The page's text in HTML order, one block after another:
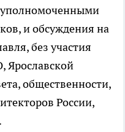
уполномоченными
и обсуждения на
без участия
Ярославской
общественности,
России,